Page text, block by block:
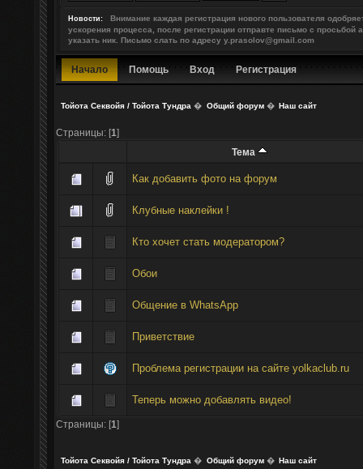
Новости:
Внимание каждая регистрация нового пользователя
ускорения процесса, после регистрации отправте письмо с просьбой
указать ник. Письмо слать по адресу y.prasolov@gmail.com
Начало Помощь Вход Регистрация
Тойота Секвойя / Тойота Тундра � Общий форум� Наш сайт
Страницы: [1]
Тема
Как добавить фото на форум
Клубные наклейки !
Кто хочет стать модератором?
Обои
Общение в WhatsApp
Приветствие
Проблема регистрации на сайте yolkaclub.ru
Теперь можно добавлять видео!
Страницы: [1]
Тойота Секвойя / Тойота Тундра � Общий форум� Наш сайт